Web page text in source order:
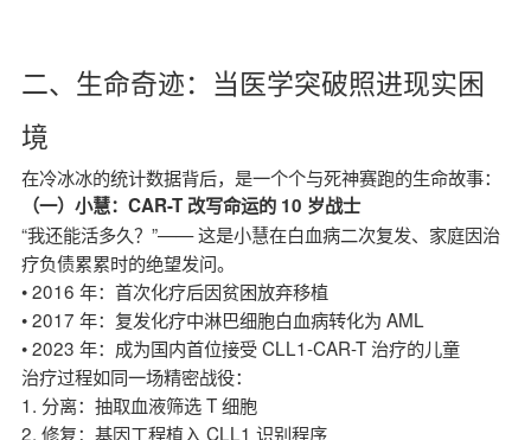
二、生命奇迹：当医学突破照进现实困
境
在冷冰冰的统计数据背后，是一个个与死神赛跑的生命故事：
（一）小慧：CAR-T 改写命运的 10 岁战士
“我还能活多久？”—— 这是小慧在白血病二次复发、家庭因治
疗负债累累时的绝望发问。
• 2016 年：首次化疗后因贫困放弃移植
• 2017 年：复发化疗中淋巴细胞白血病转化为 AML
• 2023 年：成为国内首位接受 CLL1-CAR-T 治疗的儿童
治疗过程如同一场精密战役：
1. 分离：抽取血液筛选 T 细胞
2. 修复：基因工程植入 CLL1 识别程序